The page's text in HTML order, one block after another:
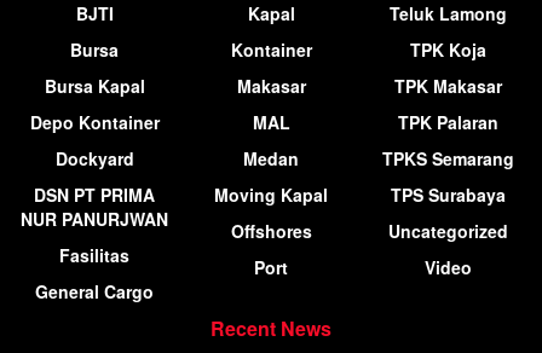
BJTI
Bursa
Bursa Kapal
Depo Kontainer
Dockyard
DSN PT PRIMA
NUR PANURJWAN
Fasilitas
General Cargo
Kapal
Kontainer
Makasar
MAL
Medan
Moving Kapal
Offshores
Port
Teluk Lamong
TPK Koja
TPK Makasar
TPK Palaran
TPKS Semarang
TPS Surabaya
Uncategorized
Video
Recent News